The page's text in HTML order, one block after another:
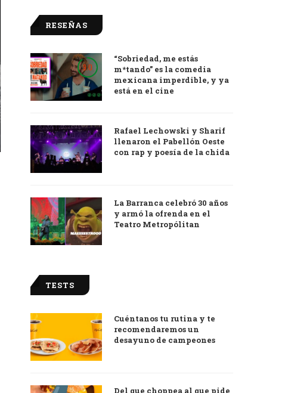
RESEÑAS
9.0
“Sobriedad, me estás
m*tando” es la comedia
mexicana imperdible, y ya
está en el cine
Rafael Lechowski y Sharif
llenaron el Pabellón Oeste
con rap y poesía de la chida
La Barranca celebró 30 años
y armó la ofrenda en el
Teatro Metropólitan
TESTS
Cuéntanos tu rutina y te
recomendaremos un
desayuno de campeones
Del que choppea al que pide